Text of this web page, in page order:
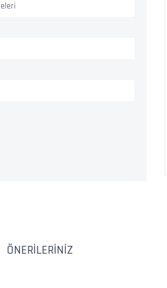
ÖNERILERINIZ